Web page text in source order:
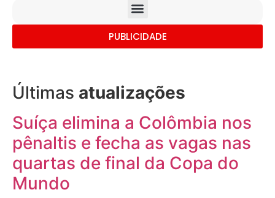
PUBLICIDADE
Últimas atualizações
Suíça elimina a Colômbia nos
pênaltis e fecha as vagas nas
quartas de final da Copa do
Mundo